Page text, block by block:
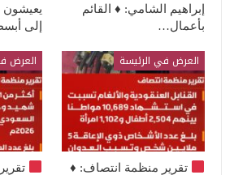
إبراهيم الشامي: ♦️ القائم
بأعمال…
يعيشون
إلى
العرض في الرئيسة
تقرير منظمة انتصاف: ♦️
العرض